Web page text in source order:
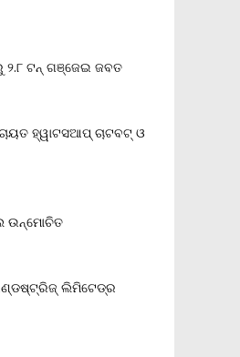
୨.୮ ଟନ୍ ଗଞ୍ଜେଇ ଜବତ
ହ୍ୱାଟସଆପ୍ ଚାଟବଟ୍ ଓ
ଉନ୍ମୋଚିତ
ଲିମିଟେଡ୍‌ର